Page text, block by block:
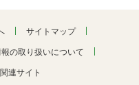
サイトマップ
の取り扱いについて
関連サイト